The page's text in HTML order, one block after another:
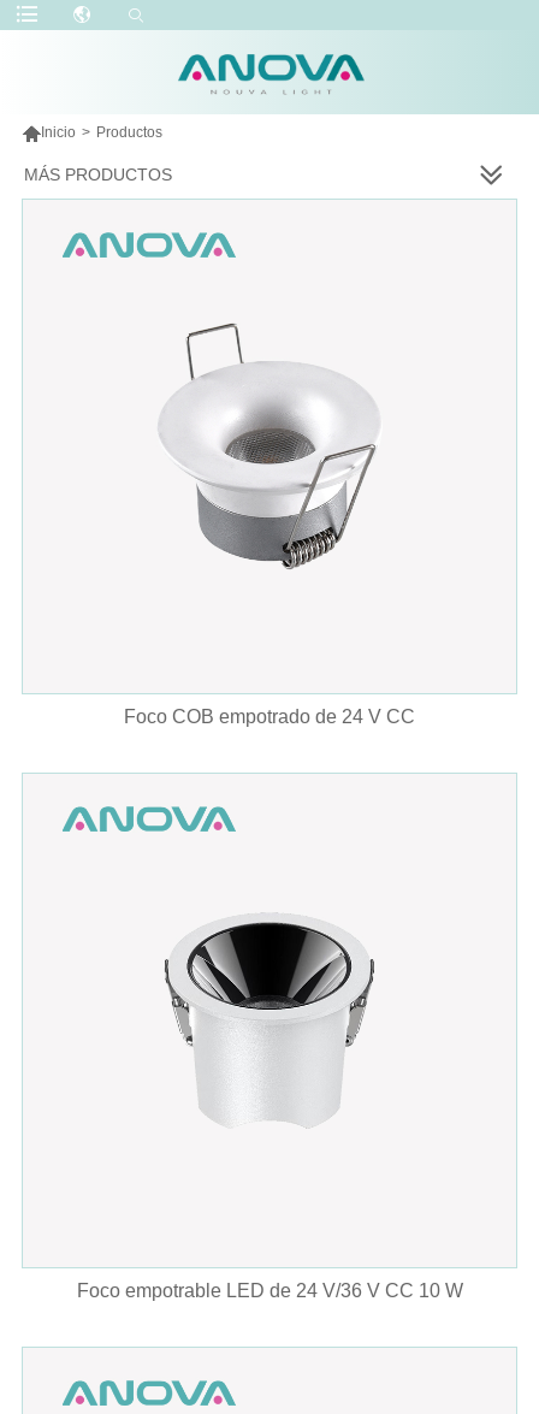
Inicio > Productos
MÁS PRODUCTOS
Foco COB empotrado de 24 V CC
Foco empotrable LED de 24 V/36 V CC 10 W